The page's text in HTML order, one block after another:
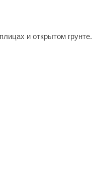
и открытом грунте.